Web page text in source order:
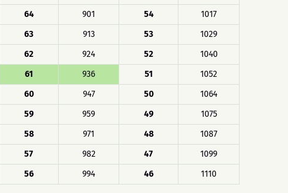
64 901 54
1017
63 913 53
1029
62 924 52
1040
61 936 51
1052
60 947 50
1064
59 959 49
1075
58 971 48
1087
57 982 47
1099
56 994 46 1110